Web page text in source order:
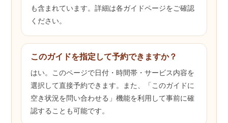
も含まれています。詳細は各ガイドページをご確認
ください。
このガイドを指定して予約できますか？
はい。このページで日付・時間帯・サービス内容を
選択して直接予約できます。また、「このガイドに
空き状況を問い合わせる」機能を利用して事前に確
認することも可能です。